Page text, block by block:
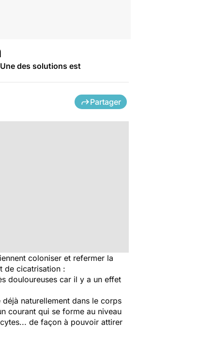
des solutions est
Partager
coloniser et refermer la
de cicatrisation :
douloureuses car il y a un effet
naturellement dans le corps
courant qui se forme au niveau
de façon à pouvoir attirer